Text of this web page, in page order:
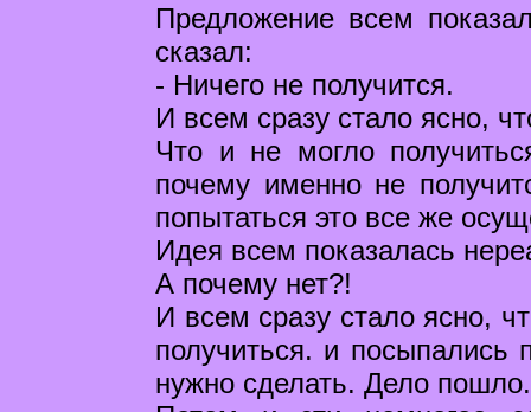
Предложение всем
сказал:
- Ничего не получится.
И всем сразу стало ясно,
Что и не могло
почему именно не
попытаться это все же
Идея всем показалась
А почему нет?!
И всем сразу стало ясно,
получиться. и посыпались
нужно сделать. Дело пошло.